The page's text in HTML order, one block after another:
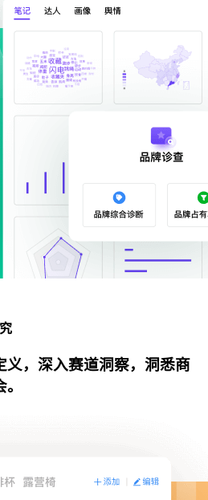
义，深入赛道洞察，洞悉商